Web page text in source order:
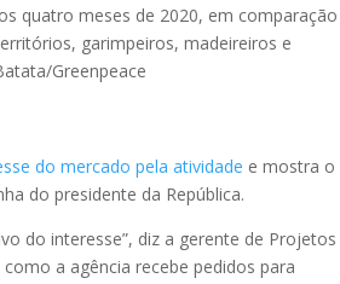
quatro meses de 2020, em comparação
garimpeiros, madeireiros e
Greenpeace
do mercado pela atividade e mostra o
do presidente da República.
do interesse”, diz a gerente de Projetos
a agência recebe pedidos para